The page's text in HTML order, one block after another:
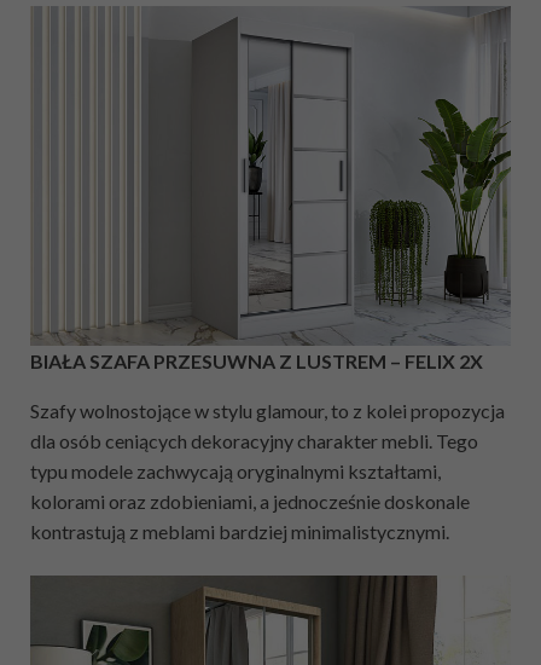
BIAŁA SZAFA PRZESUWNA Z LUSTREM – FELIX 2X
Szafy wolnostojące w stylu glamour, to z kolei propozycja
dla osób ceniących dekoracyjny charakter mebli. Tego
typu modele zachwycają oryginalnymi kształtami,
kolorami oraz zdobieniami, a jednocześnie doskonale
kontrastują z meblami bardziej minimalistycznymi.